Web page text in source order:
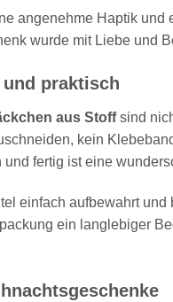
angenehme Haptik
wurde mit Liebe und
praktisch
aus Stoffsind
kein
fertig ist eine
einfach aufbewahrt
ein langlebiger